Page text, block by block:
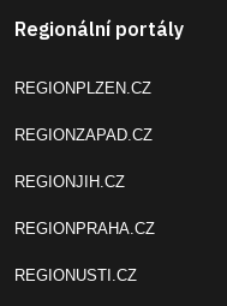
Regionální portály
REGIONPLZEN.CZ
REGIONZAPAD.CZ
REGIONJIH.CZ
REGIONPRAHA.CZ
REGIONUSTI.CZ